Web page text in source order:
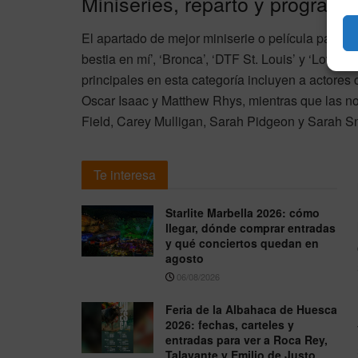
El apartado de mejor miniserie o película para
bestia en mí’, ‘Bronca’, ‘DTF St. Louis’ y ‘Love
principales en esta categoría incluyen a
Oscar Isaac y Matthew Rhys, mientras que las
Field, Carey Mulligan, Sarah Pidgeon y Sarah
Te interesa
Starlite Marbella 2026: cómo
llegar, dónde comprar entradas
y qué conciertos quedan en
agosto
06/08/2026
Feria de la Albahaca de Huesca
2026: fechas, carteles y
entradas para ver a Roca Rey,
Talavante y Emilio de Justo